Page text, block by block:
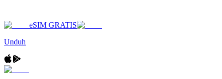
eSIM GRATIS
Unduh